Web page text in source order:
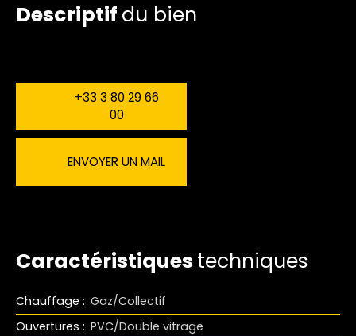
Descriptif du bien
+33 3 80 29 66
00
ENVOYER UN MAIL
Caractéristiques techniques
Chauffage : Gaz/Collectif
Ouvertures : PVC/Double vitrage